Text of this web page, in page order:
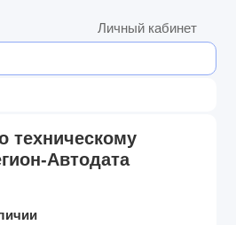
Личный кабинет
техническому
Aвтодата